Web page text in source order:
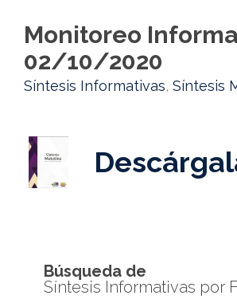
Monitoreo
02/10/2020
Síntesis Informativas, Síntesis
Búsqueda de
Síntesis Informativas por